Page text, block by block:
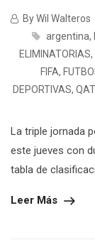
By Wil Walteros
argentina,
ELIMINATORIAS,
FIFA, FUTBOL
DEPORTIVAS,
La triple jornada
este jueves con
tabla de
Leer Más